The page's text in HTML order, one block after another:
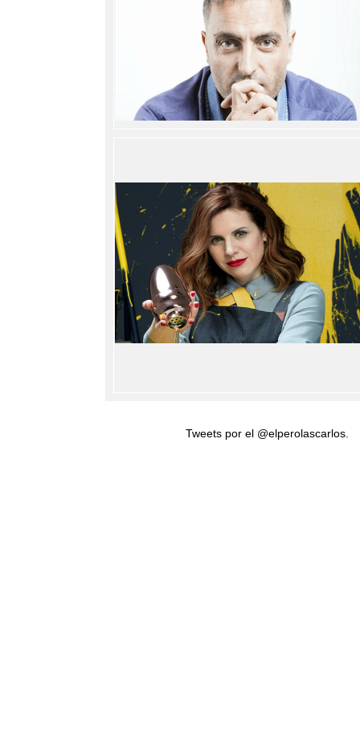
Tweets por el @elperolascarlos.